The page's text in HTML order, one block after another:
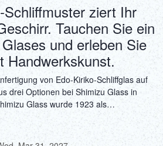
ziert Ihr
Tauchen Sie ein
und erleben Sie
Handwerkskunst.
von Edo-Kiriko-Schliffglas auf
drei Optionen bei Shimizu Glass in
Glass wurde 1923 als
und verfeinert seine
seit einem Jahrhundert. Die Edo-
die von dieser langen Erfahrung geprägt